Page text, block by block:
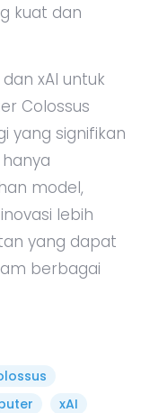
kuat dan
xAI untuk
Colossus
yang signifikan
model,
lebih
yang dapat
berbagai
xAI